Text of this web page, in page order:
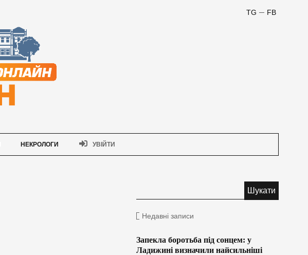
FB
TG
НЕКРОЛОГИ УВІЙТИ
Недавні записи
Запекла боротьба під сонцем: у
Ладижині визначили найсильніші